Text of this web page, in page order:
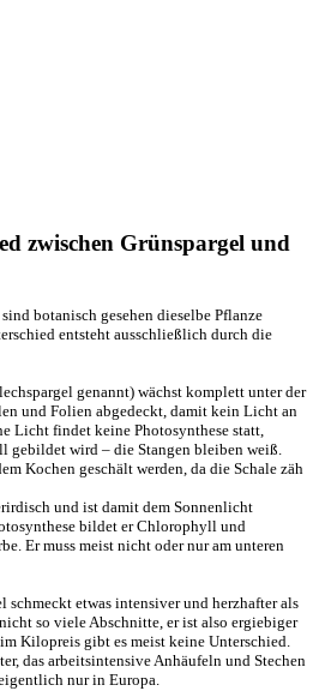
zwischen Grünspargel und
botanisch gesehen dieselbe Pflanze
entsteht ausschließlich durch die
genannt) wächst komplett unter der
und Folien abgedeckt, damit kein Licht an
Licht findet keine Photosynthese statt,
gebildet wird – die Stangen bleiben weiß.
Kochen geschält werden, da die Schale zäh
und ist damit dem Sonnenlicht
bildet er Chlorophyll und
Er muss meist nicht oder nur am unteren
schmeckt etwas intensiver und herzhafter als
so viele Abschnitte, er ist also ergiebiger
Kilopreis gibt es meist keine Unterschied.
das arbeitsintensive Anhäufeln und Stechen
nur in Europa.